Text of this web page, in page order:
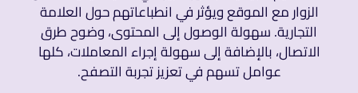
الزوار مع الموقع ويؤثر في انطباعاتهم حول العلامة
التجارية. سهولة الوصول إلى المحتوى، وضوح طرق
الاتصال، بالإضافة إلى سهولة إجراء المعاملات، كلها
عوامل تسهم في تعزيز تجربة التصفح.